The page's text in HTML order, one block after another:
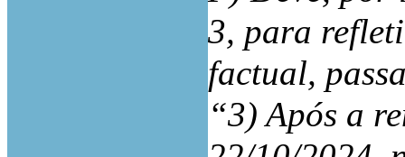
3, para
factual,
“3) Após a